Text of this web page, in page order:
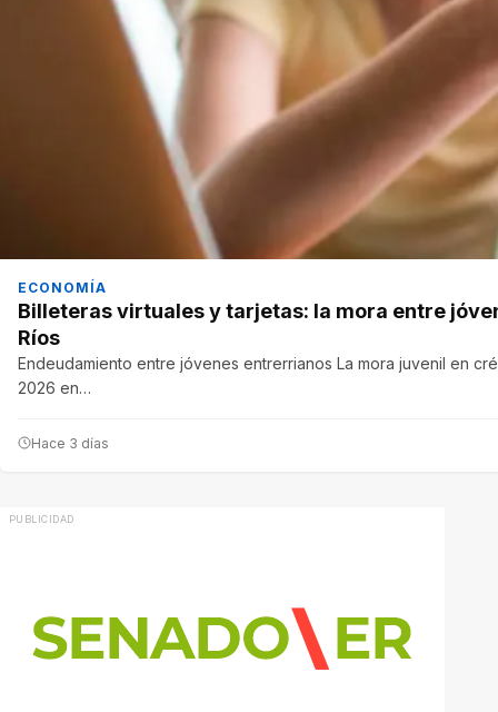
ECONOMÍA
Billeteras virtuales y tarjetas: la mora entre
Ríos
Endeudamiento entre jóvenes entrerrianos La mora juvenil en
2026 en…
Hace 3 días